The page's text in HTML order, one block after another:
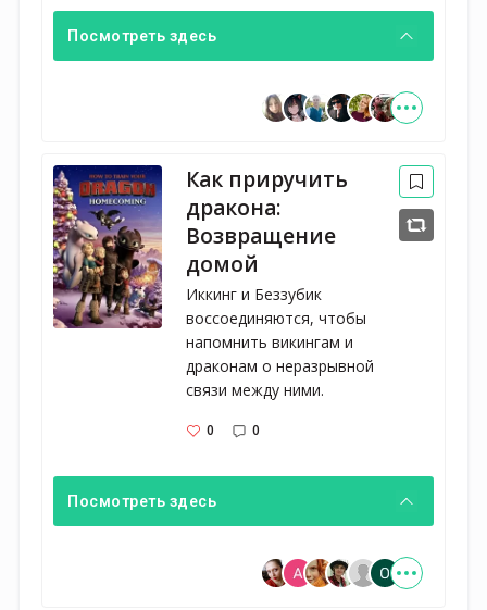
Посмотреть здесь
Как приручить
дракона:
Возвращение
домой
Иккинг и Беззубик
воссоединяются, чтобы
напомнить викингам и
драконам о неразрывной
связи между ними.
0 0
Посмотреть здесь